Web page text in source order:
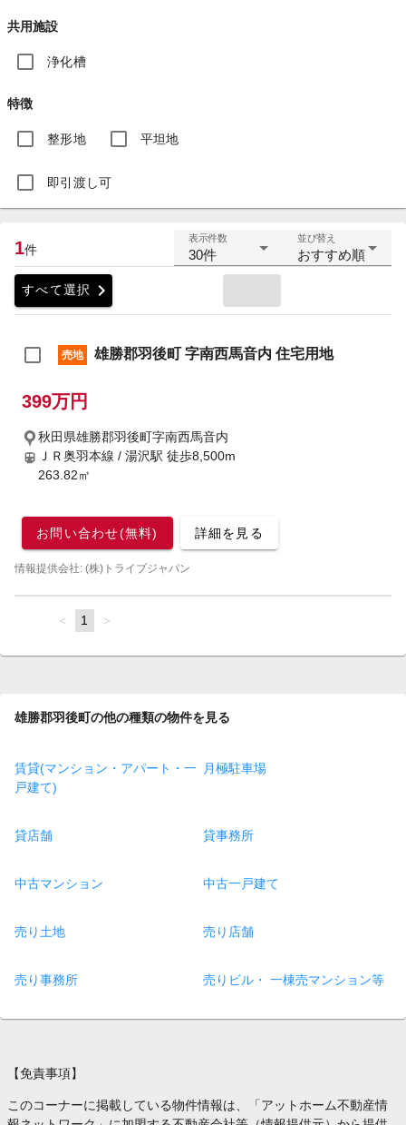
共用施設
浄化槽
特徴
整形地 平坦地
即引渡し可
1件
表示件数
30件
並び替え
おすすめ順
すべて選択 chevron_right
売地 雄勝郡羽後町 字南西馬音内 住宅用地
399万円
秋田県雄勝郡羽後町字南西馬音内
ＪＲ奥羽本線 / 湯沢駅 徒歩8,500m
263.82㎡
お問い合わせ(無料) 詳細を見る
情報提供会社: (株)トライブジャパン
page
You're
page
1 page
雄勝郡羽後町の他の種類の物件を見る
賃貸(マンション・アパート・一
戸建て)
月極駐車場
貸店舗 貸事務所
中古マンション 中古一戸建て
売り土地 売り店舗
売り事務所 売りビル・ 一棟売マンション等
【免責事項】
このコーナーに掲載している物件情報は、「アットホーム不動産情